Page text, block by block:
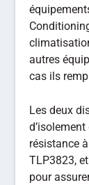
autres
cas ils
Les deux
résistance
TLP3823,
pour